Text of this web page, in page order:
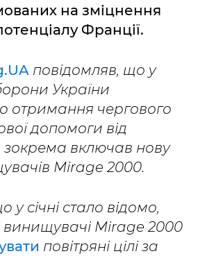
на зміцнення
Франції.
повідомляв, що у
України
отримання чергового
допомоги від
включав нову
Mirage 2000.
січні стало відомо,
винищувачі Mirage 2000
повітряні цілі за